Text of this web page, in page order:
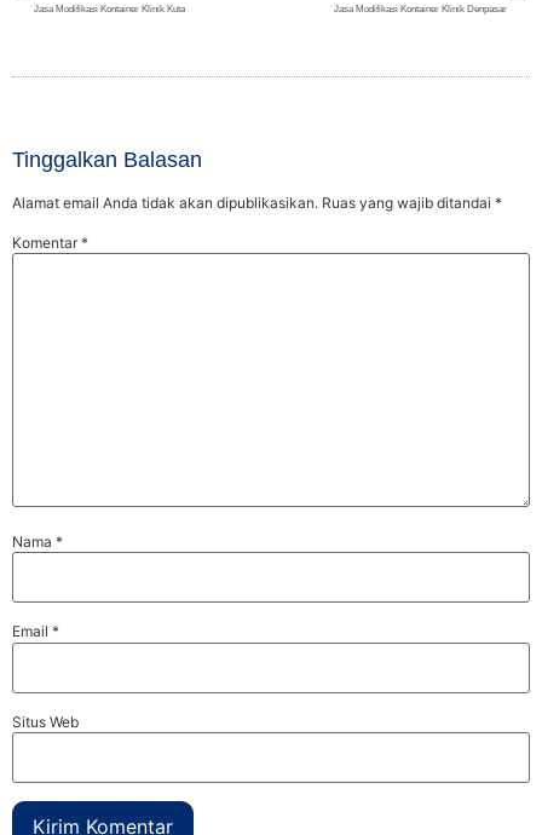
Jasa Modifikasi Kontainer Klinik Kuta Jasa Modifikasi Kontainer Klinik Denpasar
Tinggalkan Balasan
Alamat email Anda tidak akan dipublikasikan. Ruas yang wajib ditandai *
Komentar*
Nama *
Email *
Situs Web